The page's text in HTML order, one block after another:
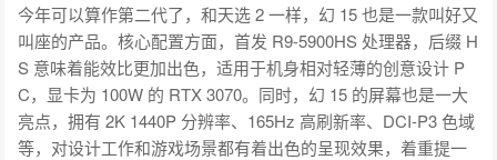
今年可以算作第二代了，和天选 2 一样，幻 15 也是一款叫好又
叫座的产品。核心配置方面，首发 R9-5900HS 处理器，后缀 H
S 意味着能效比更加出色，适用于机身相对轻薄的创意设计 P
C，显卡为 100W 的 RTX 3070。同时，幻 15 的屏幕也是一大
亮点，拥有 2K 1440P 分辨率、165Hz 高刷新率、DCI-P3 色域
等，对设计工作和游戏场景都有着出色的呈现效果，着重提一